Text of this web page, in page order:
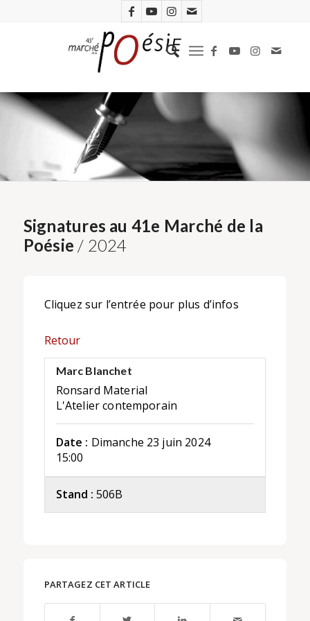
Signatures au 41e Marché de la
Poésie / 2024
Cliquez sur l’entrée pour plus d’infos
Retour
Marc Blanchet
Ronsard Material
L'Atelier contemporain
Date : Dimanche 23 juin 2024
15:00
Stand : 506B
PARTAGEZ CET ARTICLE